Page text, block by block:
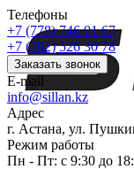
Телефоны
+7 (778) 746 01 67
+7 (702) 526 30 78
Заказать звонок
E-mail
info@sillan.kz
Адрес
г. Астана, ул.
Режим работы
Пн - Пт: с 9:30 до